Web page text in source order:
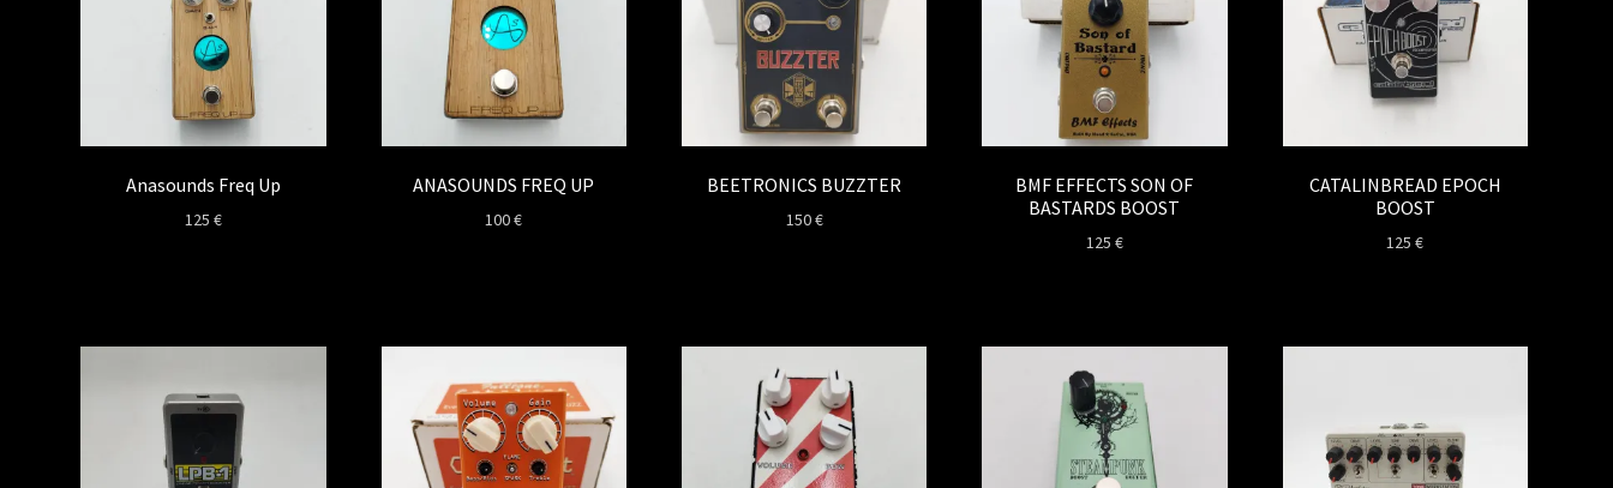
Anasounds Freq Up
125 €
ANASOUNDS FREQ UP
100€
BEETRONICS BUZZTER
150€
BMF EFFECTS SON OF
BASTARDS BOOST
125 €
CATALINBREAD EPOCH
BOOST
125€